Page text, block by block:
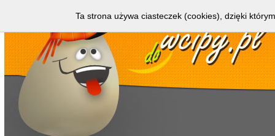
Ta strona używa ciasteczek (cookies), dzięki